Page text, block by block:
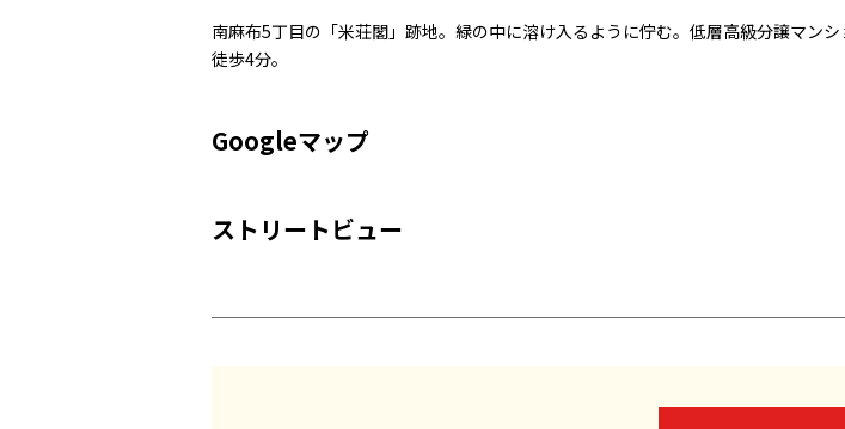
南麻布5丁目の「米荘閣」跡地。緑の中に溶け入るように佇む。低層高級分譲マン
徒歩4分。
Googleマップ
ストリートビュー